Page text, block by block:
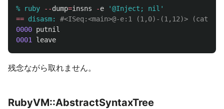
% ruby --dump=insns -e
'@Inject; nil'
== disasm: #<ISeq:<main>@-e:1 (1,0)-(1,12)> (catch:
0000 putnil
0001
leave
残念ながら取れません。
RubyVM::AbstractSyntaxTree